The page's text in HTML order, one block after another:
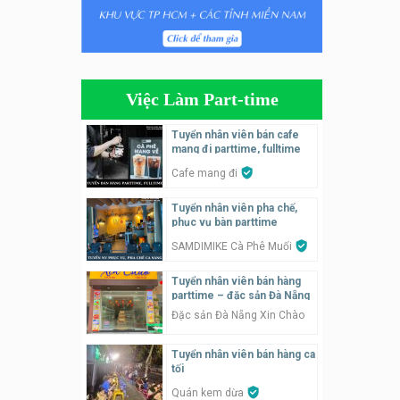
Tuyển nhân viên phụ quán ăn
– hỗ trợ ăn ở
parttime
GÀ GÔ FASTFOOD
parttime
Tuyển nhân viên pha chế
tiệm trà sữa
TRÀ SỮA THÁI LAN
Tuyển nhân viên tư vấn bán
hàng tiệm bánh ngọt
Tiệm bánh ngọt
Việc Làm Part-time
Tuyển nhân viên bán cafe
mang đi parttime, fulltime
Cafe mang đi
Tuyển nhân viên pha chế,
phục vụ bàn parttime
SAMDIMIKE Cà Phê Muối
Tuyển nhân viên bán hàng
parttime – đặc sản Đà Nẵng
Đặc sản Đà Nẵng Xin Chào
Tuyển nhân viên bán hàng ca
tối
Quán kem dừa